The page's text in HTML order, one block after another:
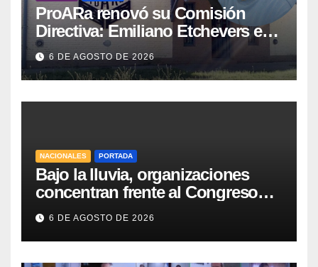
ProARa renovó su Comisión
Directiva: Emiliano Etchevers es
el nuevo Presidente de la entidad
6 DE AGOSTO DE 2026
NACIONALES PORTADA
Bajo la lluvia, organizaciones
concentran frente al Congreso
contra de la Ley de Propiedad
Privada
6 DE AGOSTO DE 2026